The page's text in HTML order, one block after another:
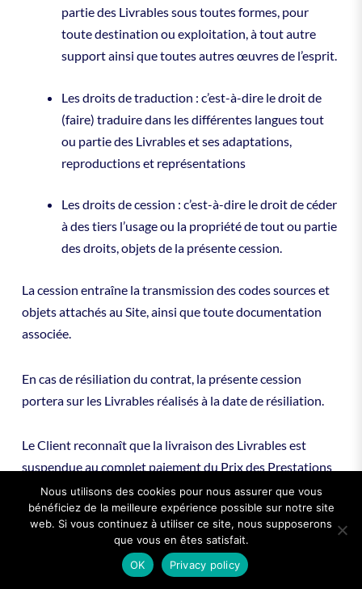
partie des Livrables sous toutes formes, pour
toute destination ou exploitation, à tout autre
support ainsi que toutes autres œuvres de l’esprit.
Les droits de traduction : c’est-à-dire le droit de
(faire) traduire dans les différentes langues tout
ou partie des Livrables et ses adaptations,
reproductions et représentations
Les droits de cession : c’est-à-dire le droit de céder
à des tiers l’usage ou la propriété de tout ou partie
des droits, objets de la présente cession.
La cession entraîne la transmission des codes sources et
objets attachés au Site, ainsi que toute documentation
associée.
En cas de résiliation du contrat, la présente cession
portera sur les Livrables réalisés à la date de résiliation.
Le Client reconnaît que la livraison des Livrables est
suspendue au complet paiement du Prix des Prestations
conformément au Devis.
MYA SASU garantit le Client contre toute action ou
condamnation qui serait prononcée contre le Client du
fait des Livrables de MYA SASU, en ce compris tous
Nous utilisons des cookies pour nous assurer que vous
bénéficiez de la meilleure expérience possible sur notre site
web. Si vous continuez à utiliser ce site, nous supposerons
que vous en êtes satisfait.
OK
Privacy policy